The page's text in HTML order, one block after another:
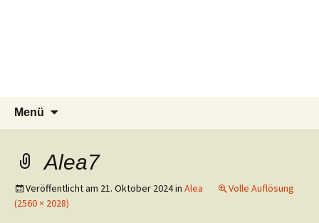
Tier Natur und Artenschutz
Siebengebirge e.V.
Tierschutzverein seit 1985 im
Siebengebirge – Orscheider
Menü
Alea7
Veröffentlicht am 21. Oktober 2024in Alea
Volle Auflösung
(2560 × 2028)